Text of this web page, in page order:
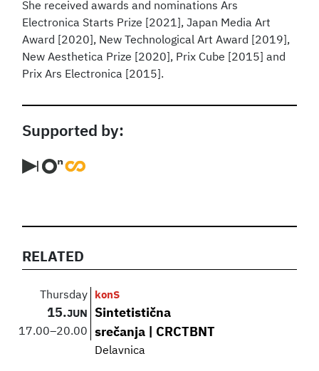
She received awards and nominations Ars
Electronica Starts Prize [2021], Japan Media Art
Award [2020], New Technological Art Award [2019],
New Aesthetica Prize [2020], Prix Cube [2015] and
Prix Ars Electronica [2015].
Supported by:
RELATED
Thursday
15.JUN
17.00–20.00
konS
Sintetistična
srečanja | CRCTBNT
Delavnica